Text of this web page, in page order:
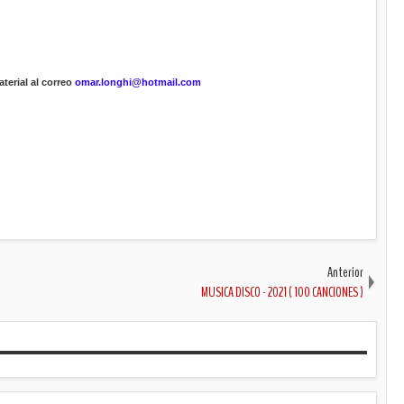
al correo omar.longhi@hotmail.com
Anterior
MUSICA DISCO - 2021 ( 100 CANCIONES )